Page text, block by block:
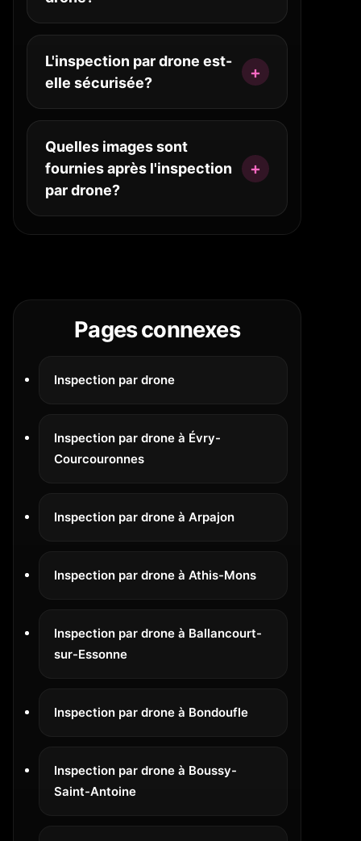
L'inspection par drone est-
elle sécurisée?
Quelles images sont
fournies après l'inspection
par drone?
Pages connexes
Inspection par drone
Inspection par drone à Évry-
Courcouronnes
Inspection par drone à Arpajon
Inspection par drone à Athis-Mons
Inspection par drone à Ballancourt-
sur-Essonne
Inspection par drone à Bondoufle
Inspection par drone à Boussy-
Saint-Antoine